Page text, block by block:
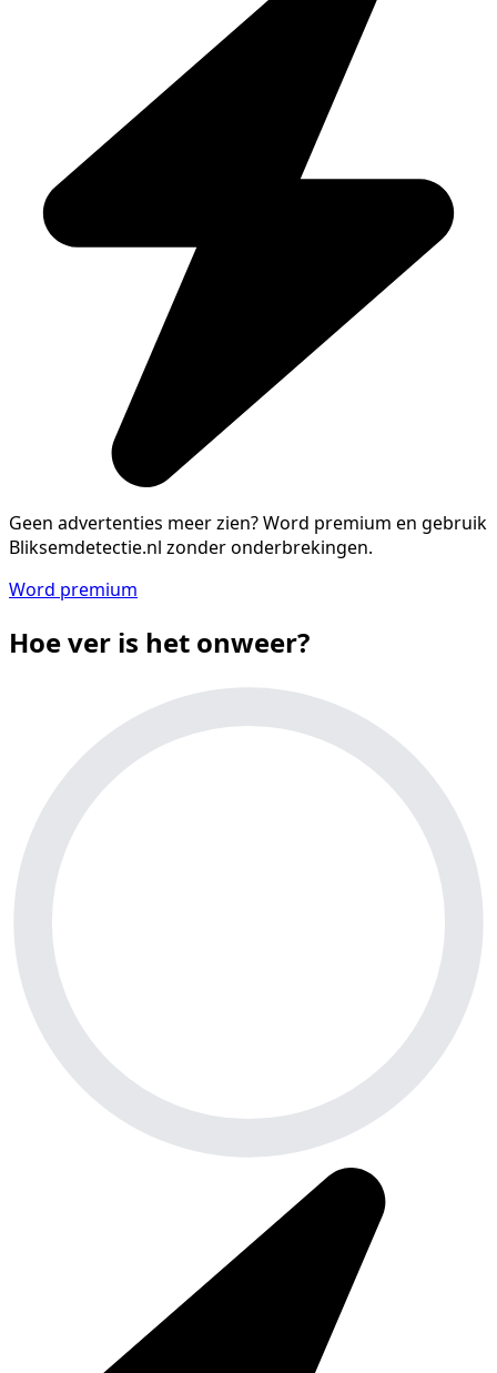
Geen advertenties meer zien?Word premium en gebruik
Bliksemdetectie.nl zonder onderbrekingen.
Word premium
Hoe ver is het onweer?